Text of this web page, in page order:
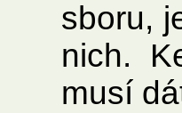
sboru,
nich.
musí